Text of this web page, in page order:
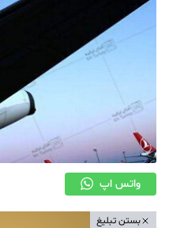
واتس اپ
بستن تبلیغ